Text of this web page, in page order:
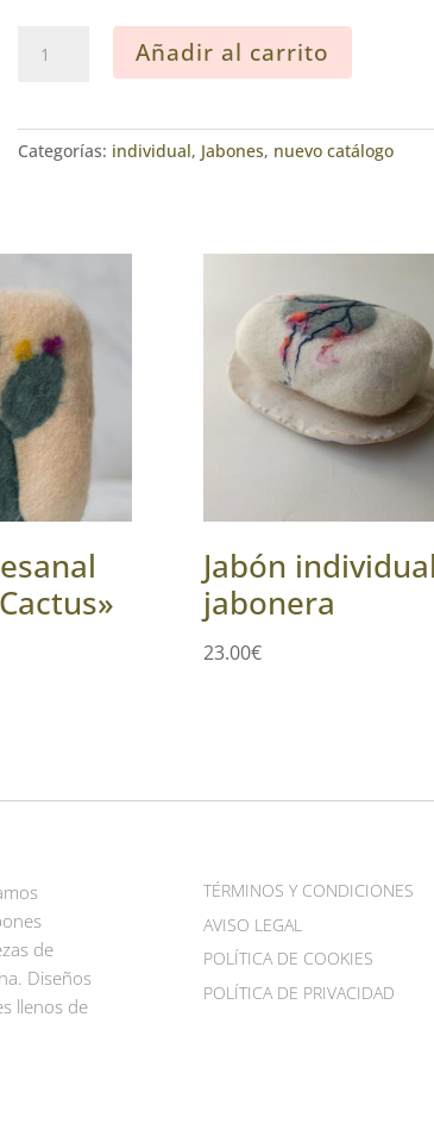
artesanal
"Ramo"
Añadir al carrito
Categorías: individual, Jabones, nuevo catálogo
Jabón
jabonera
23.00€
de
Diseños
llenos de
TÉRMINOS Y CONDICIONES
AVISO LEGAL
POLÍTICA DE COOKIES
POLÍTICA DE PRIVACIDAD